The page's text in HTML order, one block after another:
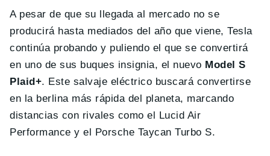
A pesar de que su llegada al mercado no se
producirá hasta mediados del año que viene, Tesla
continúa probando y puliendo el que se convertirá
en uno de sus buques insignia, el nuevo Model S
Plaid+. Este salvaje eléctrico buscará convertirse
en la berlina más rápida del planeta, marcando
distancias con rivales como el Lucid Air
Performance y el Porsche Taycan Turbo S.